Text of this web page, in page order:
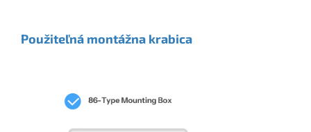
Použiteľná montážna krabica